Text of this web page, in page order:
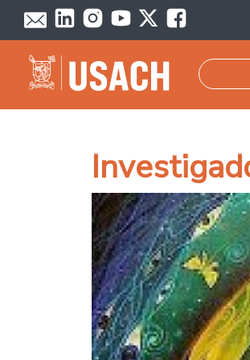
Skip to main content